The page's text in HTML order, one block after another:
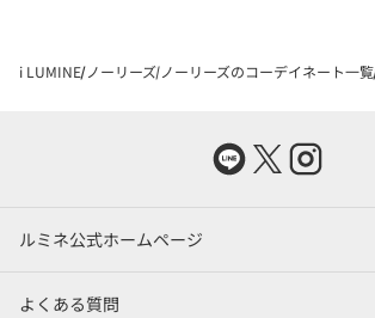
i LUMINE ノーリーズ ノーリーズのコーデイネート一覧
ルミネ公式ホームページ
よくある質問